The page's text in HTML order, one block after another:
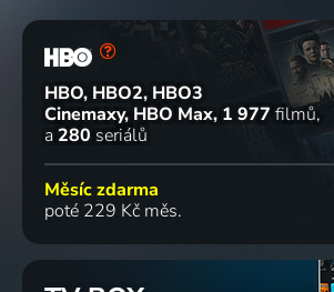
HBO, HBO2, HBO3
Cinemaxy, HBO Max 1 977 filmů
a 280 seriálů
Měsíc zdarma
poté 229 Kč měs.